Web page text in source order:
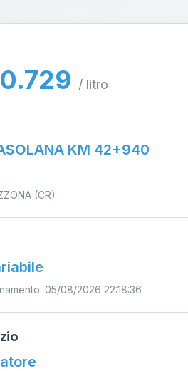
/ litro
KM 42+940
(CR)
05/08/2026 22:18:36